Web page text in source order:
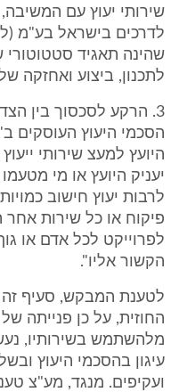
שירותי יעוץ עם
לדרכים בישראל בע"מ
שהינה תאגיד
לתכנון, ביצוע ואחזקה
הסכמי היעוץ העוסקים
היועץ למעצ שירותי
יעניק היועץ או מי
לרבות יעוץ חישוב
פיקוח או כל שירות אחר
לפרוייקט לכל אדם או
הקשור אליו".
לטענת המבקש, סעיף
החוזית, על כן פנייתה
מלהשתמש בשירותיו,
עיגון בהסכמי היעוץ
ועקיפים. מנגד, מע"צ